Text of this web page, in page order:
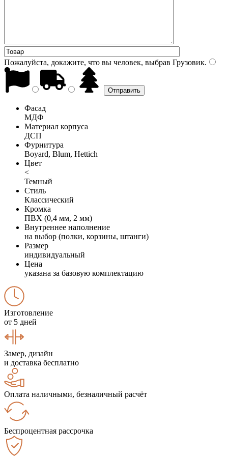
Пожалуйста, докажите, что вы человек, выбрав Грузовик.
Фасад
МДФ
Материал корпуса
ДСП
Фурнитура
Boyard, Blum, Hettich
Цвет
<
Темный
Стиль
Классический
Кромка
ПВХ (0,4 мм, 2 мм)
Внутреннее наполнение
на выбор (полки, корзины, штанги)
Размер
индивидуальный
Цена
указана за базовую комплектацию
Изготовление
от 5 дней
Замер, дизайн
и доставка бесплатно
Оплата наличными, безналичный расчёт
Беспроцентная рассрочка